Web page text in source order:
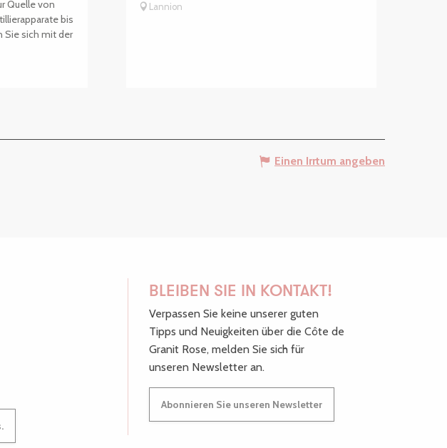
Quelle von
bis
Sie sich mit der
Lannion
Einen Irrtum angeben
BLEIBEN SIE IN KONTAKT!
Verpassen Sie keine unserer guten
Tipps und Neuigkeiten über die Côte de
Granit Rose, melden Sie sich für
unseren Newsletter an.
Abonnieren Sie unseren Newsletter